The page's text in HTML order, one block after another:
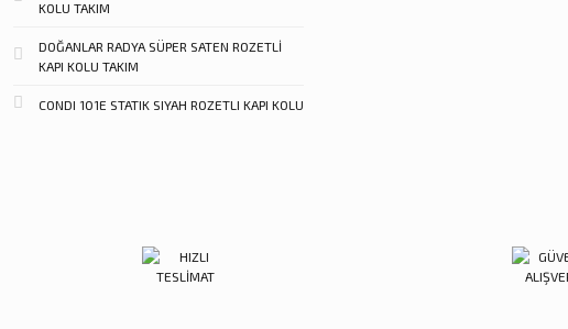
KOLU TAKIM
DOĞANLAR RADYA SÜPER SATEN ROZETLİ
KAPI KOLU TAKIM
CONDI 101E STATIK SIYAH ROZETLI KAPI KOLU